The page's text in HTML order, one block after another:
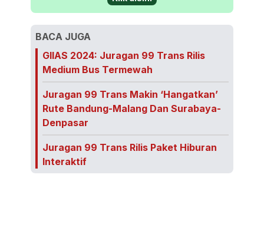
BACA JUGA
GIIAS 2024: Juragan 99 Trans Rilis
Medium Bus Termewah
Juragan 99 Trans Makin ‘Hangatkan’
Rute Bandung-Malang Dan Surabaya-
Denpasar
Juragan 99 Trans Rilis Paket Hiburan
Interaktif